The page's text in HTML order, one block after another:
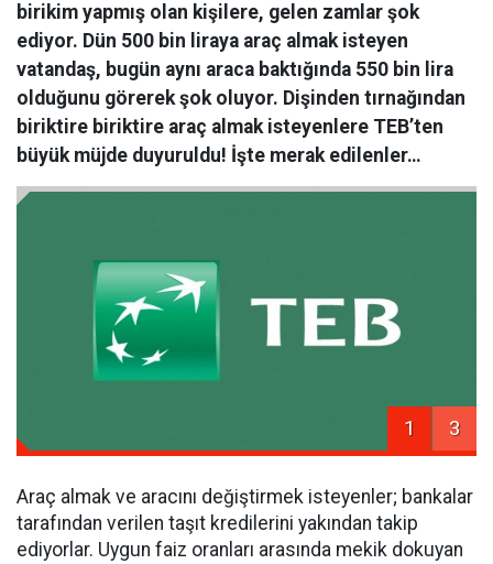
birikim yapmış olan kişilere, gelen zamlar şok
ediyor. Dün 500 bin liraya araç almak isteyen
vatandaş, bugün aynı araca baktığında 550 bin lira
olduğunu görerek şok oluyor. Dişinden tırnağından
biriktire biriktire araç almak isteyenlere TEB’ten
büyük müjde duyuruldu! İşte merak edilenler…
1 3
Araç almak ve aracını değiştirmek isteyenler; bankalar
tarafından verilen taşıt kredilerini yakından takip
ediyorlar. Uygun faiz oranları arasında mekik dokuyan